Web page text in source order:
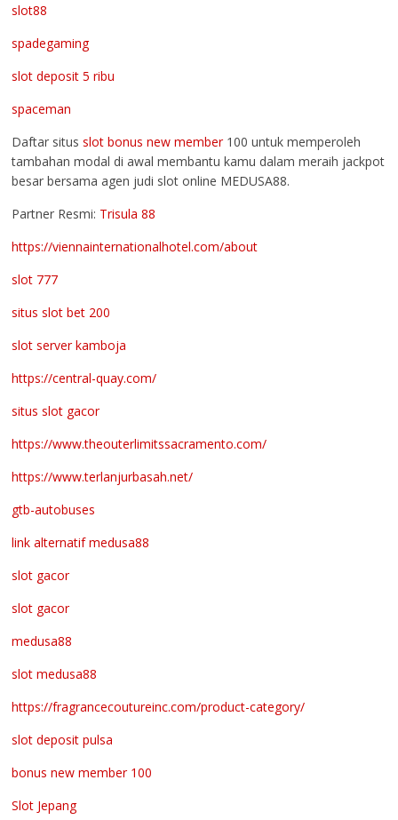
slot88
spadegaming
slot deposit 5 ribu
spaceman
Daftar situsslot bonus new member100 untuk memperoleh
tambahan modal di awal membantu kamu dalam meraih jackpot
besar bersama agen judi slot online MEDUSA88.
Partner Resmi: Trisula 88
https://viennainternationalhotel.com/about
slot 777
situs slot bet 200
slot server kamboja
https://central-quay.com/
situs slot gacor
https://www.theouterlimitssacramento.com/
https://www.terlanjurbasah.net/
gtb-autobuses
link alternatif medusa88
slot gacor
slot gacor
medusa88
slot medusa88
https://fragrancecoutureinc.com/product-category/
slot deposit pulsa
bonus new member 100
Slot Jepang